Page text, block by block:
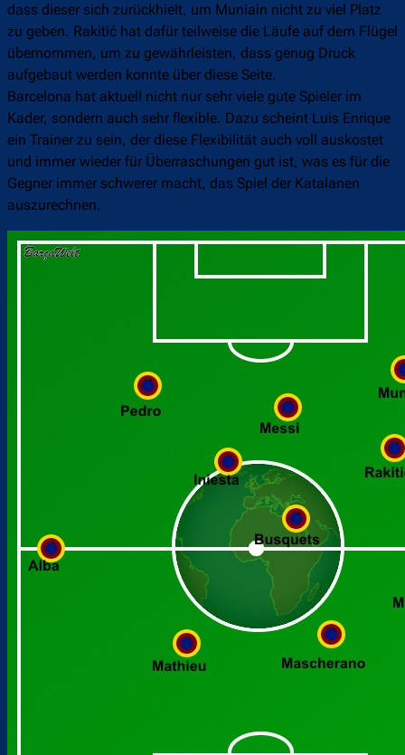
dass dieser sich zurückhielt, um Muniain nicht zu viel Platz
zu geben. Rakitić hat dafür teilweise die Läufe auf dem Flügel
übernommen, um zu gewährleisten, dass genug Druck
aufgebaut werden konnte über diese Seite.
Barcelona hat aktuell nicht nur sehr viele gute Spieler im
Kader, sondern auch sehr flexible. Dazu scheint Luis Enrique
ein Trainer zu sein, der diese Flexibilität auch voll auskostet
und immer wieder für Überraschungen gut ist, was es für die
Gegner immer schwerer macht, das Spiel der Katalanen
auszurechnen.